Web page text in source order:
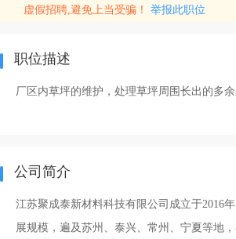
虚假招聘,避免上当受骗！ 举报此职位
职位描述
厂区内草坪的维护，处理草坪周围长出的多
公司简介
江苏聚成泰新材料科技有限公司成立于2016
展规模，遍及苏州、泰兴、常州、宁夏等地